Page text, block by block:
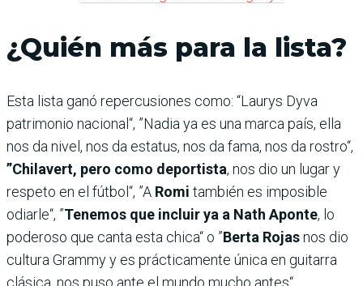
¿Quién más para la lista?
Esta lista ganó repercusiones como: “Laurys Dyva
patrimonio nacional“, ”Nadia ya es una marca país, ella
nos da nivel, nos da estatus, nos da fama, nos da rostro“,
”Chilavert, pero como deportista, nos dio un lugar y
respeto en el fútbol“, ”A Romi también es imposible
odiarle“, ”Tenemos que incluir ya a Nath Aponte, lo
poderoso que canta esta chica“ o ”Berta Rojasnos dio
cultura Grammy y es prácticamente única en guitarra
clásica, nos puso ante el mundo mucho antes“.